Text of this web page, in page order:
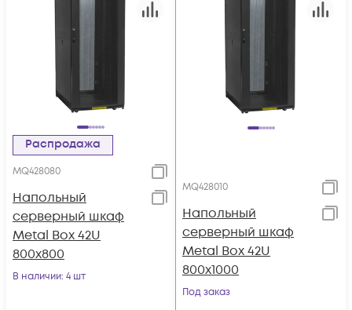
Распродажа
MQ428080
Напольный
серверный шкаф
Metal Box 42U
800х800
В наличии: 4 шт
MQ428010
Напольный
серверный шкаф
Metal Box 42U
800х1000
Под заказ